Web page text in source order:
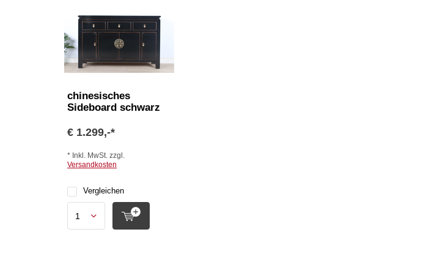
chinesisches
Sideboard schwarz
€ 1.299,-*
* Inkl. MwSt. zzgl.
Versandkosten
Vergleichen